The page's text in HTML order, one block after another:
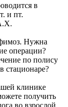
в
и пт.
Нужна
операции?
по полису
стационаре?
клинике
получить